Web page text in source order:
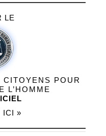
LE
POUR
L’HOMME
ICI »